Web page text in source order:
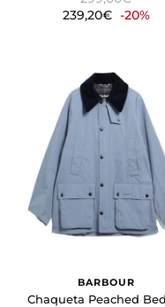
239,20€ -20%
BARBOUR
Chaqueta Peached
Puedes volver a